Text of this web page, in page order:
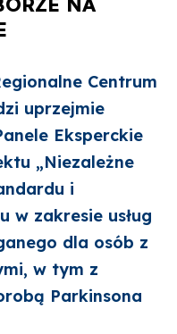
na
Centrum
uprzejmie
Eksperckie
„Niezależne
i
w zakresie usług
dla osób z
w tym z
Parkinsona